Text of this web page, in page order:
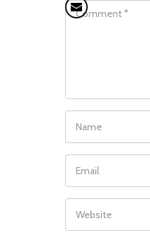
COMMENT
NAME
EMAIL
WEBSITE